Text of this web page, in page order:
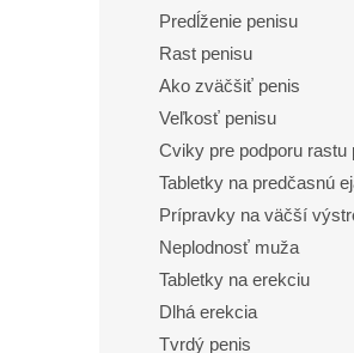
Predĺženie penisu
Rast penisu
Ako zväčšiť penis
Veľkosť penisu
Cviky pre podporu rastu
Tabletky na predčasnú
Prípravky na väčší
Neplodnosť muža
Tabletky na erekciu
Dlhá erekcia
Tvrdý penis